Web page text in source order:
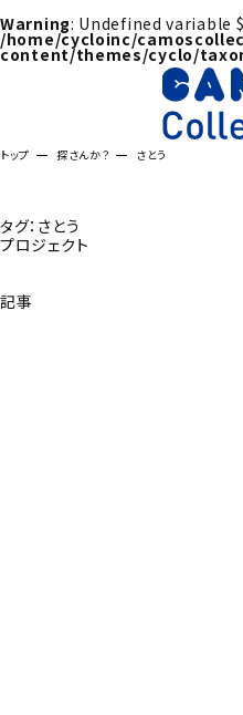
Warning: Undefined variable
/home/cycloinc/
content/themes/cyclo/
トップ 探さんか？ さとう
タグ：さとう
プロジェクト
記事